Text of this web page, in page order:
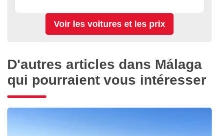
D'autres articles dans Málaga
qui pourraient vous intéresser